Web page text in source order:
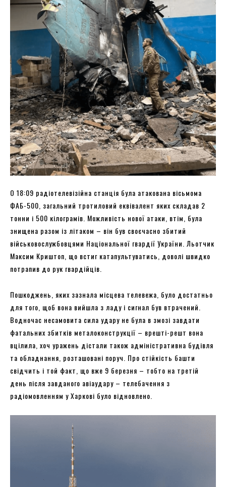
О 18:09 радіотелевізійна станція була атакована вісьмома
ФАБ-500, загальний тротиловий еквівалент яких складав 2
тонни і 500 кілограмів. Можливість нової атаки, втім, була
знищена разом із літаком – він був своєчасно збитий
військовослужбовцями Національної гвардії України. Льотчик
Максим Криштоп, що встиг катапультуватись, доволі швидко
потрапив до рук гвардійців.
Пошкоджень, яких зазнала місцева телевежа, було достатньо
для того, щоб вона вийшла з ладу і сигнал був втрачений.
Водночас несамовита сила удару не була в змозі завдати
фатальних збитків металоконструкції – врешті-решт вона
вцілила, хоч уражень дістали також адміністративна будівля
та обладнання, розташовані поруч. Про стійкість башти
свідчить і той факт, що вже 9 березня – тобто на третій
день після завданого авіаудару – телебачення з
радіомовленням у Харкові було відновлено.